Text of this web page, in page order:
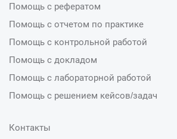
Помощь с рефератом
Помощь с отчетом по практике
Помощь с контрольной работой
Помощь с докладом
Помощь с лабораторной работой
Помощь с решением кейсов/задач
Контакты